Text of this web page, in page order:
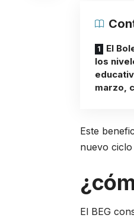
El
los
marzo,
Este
nuevo
El BEG